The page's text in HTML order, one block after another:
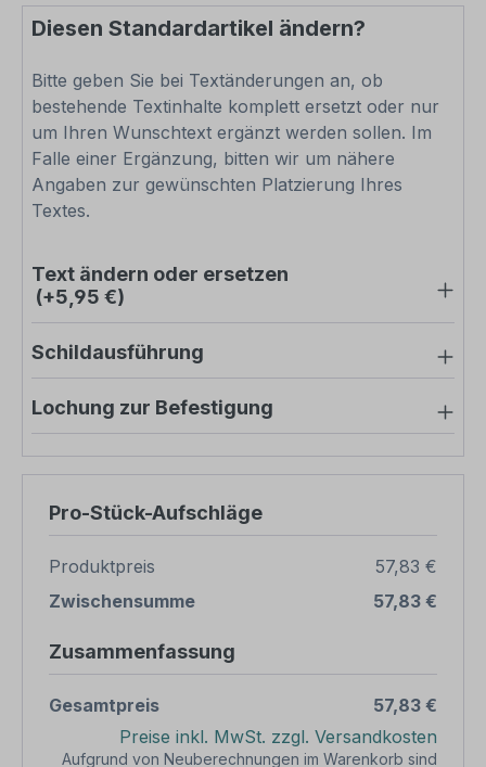
Diesen Standardartikel ändern?
Bitte geben Sie bei Textänderungen an, ob
bestehende Textinhalte komplett ersetzt oder nur
um Ihren Wunschtext ergänzt werden sollen. Im
Falle einer Ergänzung, bitten wir um nähere
Angaben zur gewünschten Platzierung Ihres
Textes.
Text ändern oder ersetzen
(+5,95 €)
Schildausführung
Lochung zur Befestigung
Pro-Stück-Aufschläge
Produktpreis
57,83 €
Zwischensumme
57,83 €
Zusammenfassung
Gesamtpreis
57,83 €
Preise inkl. MwSt. zzgl. Versandkosten
Aufgrund von Neuberechnungen im Warenkorb sind